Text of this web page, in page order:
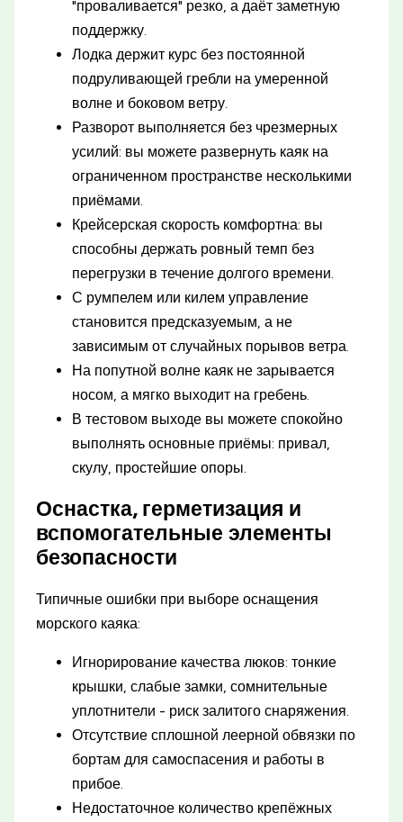
"проваливается" резко, а даёт заметную
поддержку.
Лодка держит курс без постоянной
подруливающей гребли на умеренной
волне и боковом ветру.
Разворот выполняется без чрезмерных
усилий: вы можете развернуть каяк на
ограниченном пространстве несколькими
приёмами.
Крейсерская скорость комфортна: вы
способны держать ровный темп без
перегрузки в течение долгого времени.
С румпелем или килем управление
становится предсказуемым, а не
зависимым от случайных порывов ветра.
На попутной волне каяк не зарывается
носом, а мягко выходит на гребень.
В тестовом выходе вы можете спокойно
выполнять основные приёмы: привал,
скулу, простейшие опоры.
Оснастка, герметизация и
вспомогательные элементы
безопасности
Типичные ошибки при выборе оснащения
морского каяка:
Игнорирование качества люков: тонкие
крышки, слабые замки, сомнительные
уплотнители - риск залитого снаряжения.
Отсутствие сплошной леерной обвязки по
бортам для самоспасения и работы в
прибое.
Недостаточное количество крепёжных